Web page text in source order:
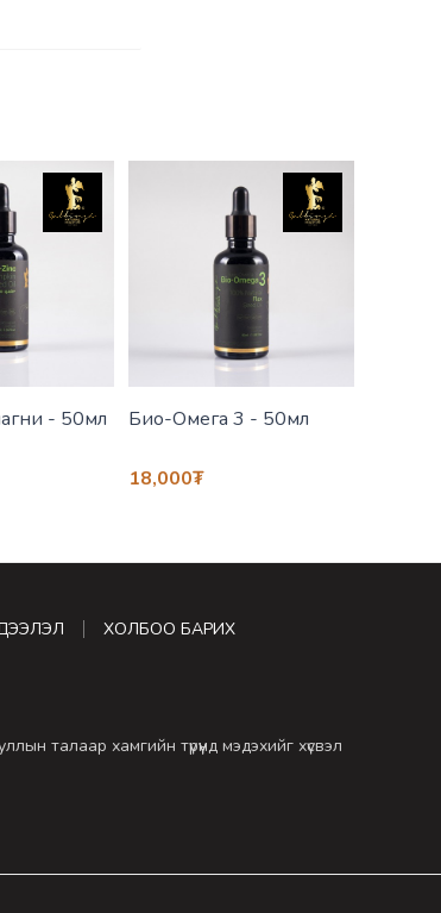
- 50мл Био-Омега 3 - 50мл
18,000₮
ХОЛБОО БАРИХ
талаар хамгийн түрүүнд мэдэхийг хүсвэл